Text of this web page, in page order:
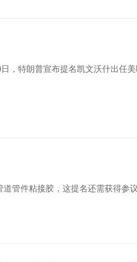
，特朗普宣布提名凯文沃什出任
管件粘接胶，这提名还需获得参